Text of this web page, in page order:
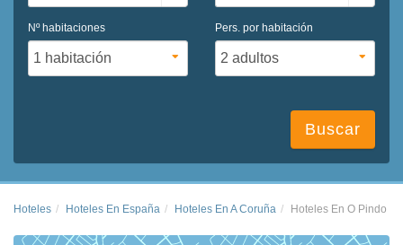
Nº habitaciones Pers. por habitación
Buscar
Hoteles Hoteles En España Hoteles En A Coruña Hoteles En O Pindo